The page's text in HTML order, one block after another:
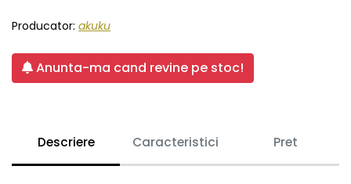
Producator: akuku
Anunta-ma cand revine pe stoc!
Descriere Caracteristici Pret